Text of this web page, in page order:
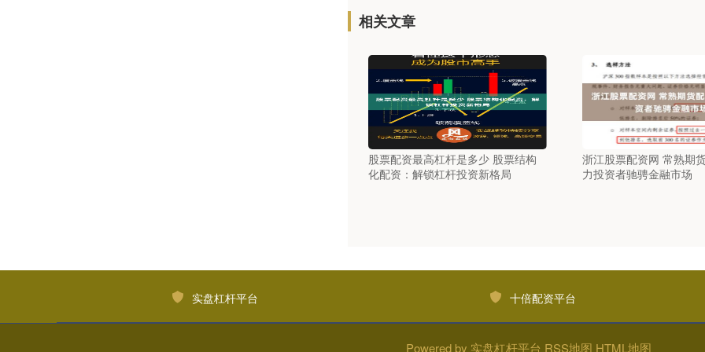
相关文章
股票配资最高杠杆是多少 股票结构
化配资：解锁杠杆投资新格局
浙江股票配资网 常熟期
力投资者驰骋金融市场
实盘杠杆平台 十倍配资平台
Powered by 实盘杠杆平台 RSS地图 HTML地图